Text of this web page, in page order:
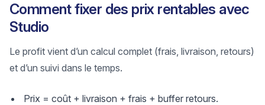
Comment fixer des prix rentables avec
Studio
Le profit vient d’un calcul complet (frais, livraison, retours)
et d’un suivi dans le temps.
Prix = coût + livraison + frais + buffer retours.